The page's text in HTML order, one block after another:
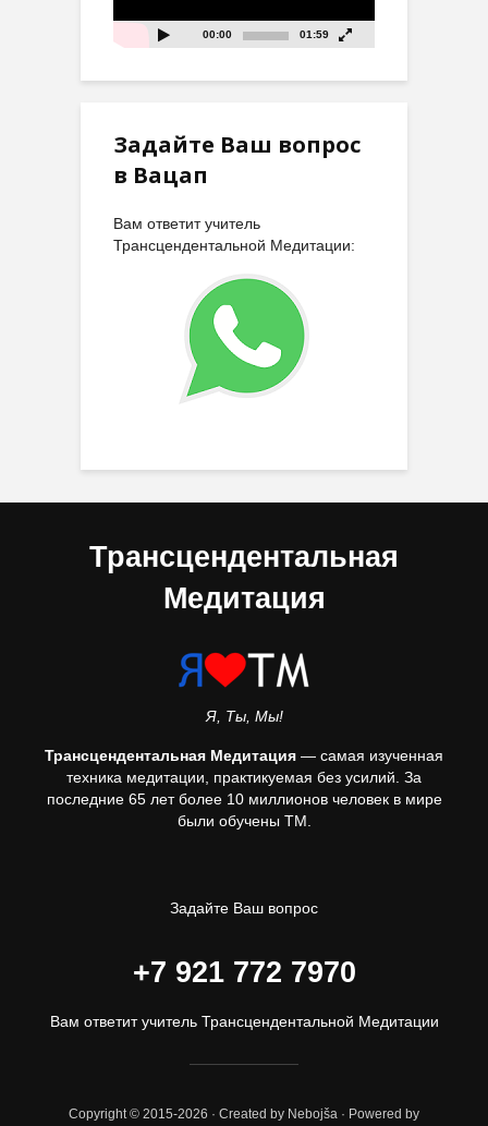
00:00 01:59
Задайте Ваш вопрос
в Вацап
Вам ответит учитель
Трансцендентальной Медитации:
Трансцендентальная
Медитация
Я, Ты, Мы!
Трансцендентальная Медитация — самая изученная
техника медитации, практикуемая без усилий. За
последние 65 лет более 10 миллионов человек в мире
были обучены ТМ.
Задайте Ваш вопрос
+7 921 772 7970
Вам ответит учитель Трансцендентальной Медитации
Copyright © 2015-2026 · Created by Nebojša · Powered by